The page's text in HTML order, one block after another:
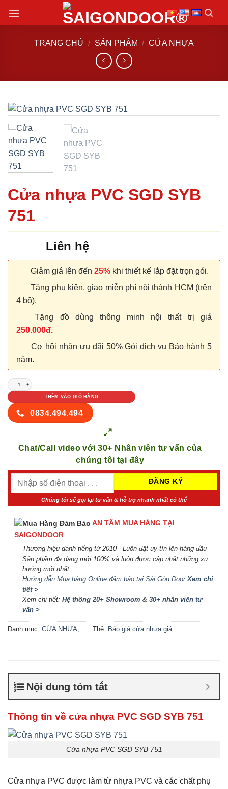
đến
TRANG CHỦ / SẢN PHẨM / CỬA NHỰA
Cửa nhựa PVC SGD SYB
751
Liên hệ
Giảm giá lên đến 25% khi thiết kế lắp đặt trọn gói.
Tặng phụ kiện, giao miễn phí nội thành HCM (trên
4 bộ).
Tặng đồ dùng thông minh nội thất trị giá
250.000đ.
Cơ hội nhận ưu đãi 50% Gói dịch vụ Bảo hành 5
năm.
Cửa nhựa PVC SGD SYB 751 số lượng
THÊM VÀO GIỎ HÀNG
0834.494.494
Chat/Call video với 30+ Nhân viên tư vấn của
chúng tôi tại đây
Chúng tôi sẽ gọi lại tư vấn & hỗ trợ nhanh nhất có thể
AN TÂM MUA HÀNG TẠI
SAIGONDOOR
Thương hiệu danh tiếng từ 2010 - Luôn đặt uy tín lên hàng đầu
Sản phẩm đa dạng mới 100% và luôn được cập nhật những xu
hướng mới nhất
Hướng dẫn Mua hàng Online đảm bảo tại Sài Gòn DoorXem chi
tiết >
Xem chi tiết: Hệ thống 20+ Showroom & 30+ nhân viên tư
vấn >
Danh mục: CỬA NHỰA,
Thẻ: Báo giá cửa nhựa giá
giá rẻ tphcm
thường giá rẻ
nhựa xếp nhà vệ sinh,Lắp
Nội dung tóm tắt
Thông tin về cửa nhựa PVC SGD SYB 751
Cửa nhựa PVC SGD SYB 751
Cửa nhựa PVC được làm từ nhựa PVC và các chất phụ